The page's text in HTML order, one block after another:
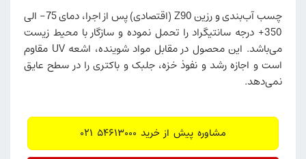
چسب آب‌بندی و رزین Z90 (اقتصادی) پس از اجرا، دمای 75- الی
350+ درجه سانتیگراد را تحمل نموده و سازگار با محیط زیست
می‌باشد. این محصول در مقابل مواد شوینده، اشعه UV مقاوم
است و اجازه رشد و نفوذ خزه، جلبک و باکتری را در سطح عایق
نمی‌دهد.
مشاوره پیش از خرید 54613000 021